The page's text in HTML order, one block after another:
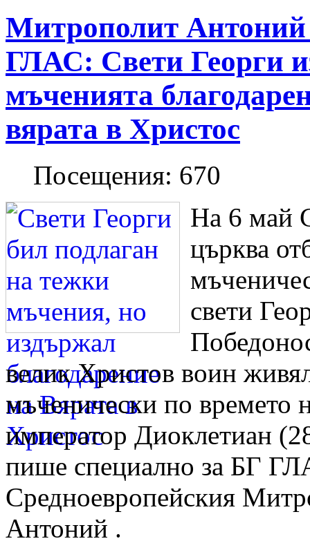
Митрополит Антоний
ГЛАС: Свети Георги
мъченията
вярата в Христос
Посещения: 670
На 6 май
църква
свети
велик Христов воин
мъченически по времето
император Диоклетиан
пише специално за БГ
Средноевропейския
Антоний .